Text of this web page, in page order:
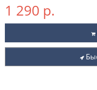
1 290 р.